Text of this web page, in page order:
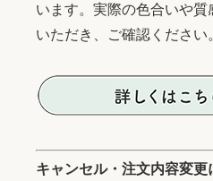
います。実際の色合いや
いただき、ご確認ください
キャンセル・注文内容変更